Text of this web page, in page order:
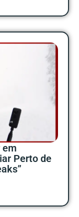
em
Perto de